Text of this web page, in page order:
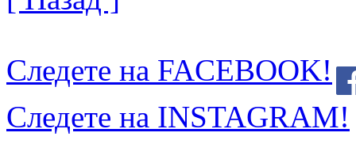
Следете на FACEBOOK!
Следете на INSTAGRAM!